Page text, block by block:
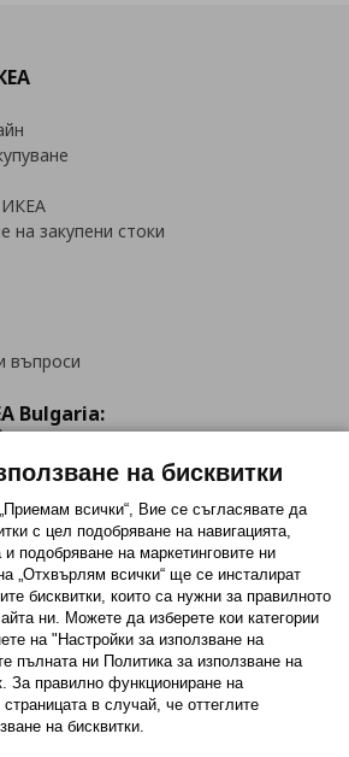
ИКЕА
на закупени стоки
въпроси
Bulgaria:
PinterestInstagram
на бисквитки (Cookies)
на бисквитки
всички“, Вие се съгласявате да
с цел подобряване на навигацията,
подобряване на маркетинговите ни
„Отхвърлям всички“ ще се инсталират
бисквитки, които са нужни за правилното
ни. Можете да изберете кои категории
на "Настройки за използване на
пълната ни Политика за използване на
За правилно функциониране на
в случай, че оттеглите
на бисквитки.